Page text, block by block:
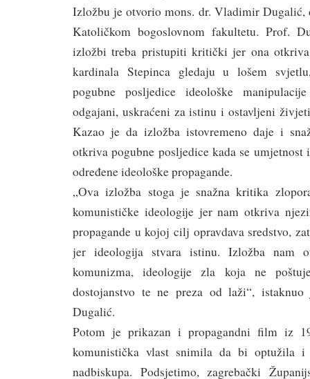
Izložbu je otvorio mons. dr. Vladimir Dugalić,
Katoličkom bogoslovnom fakultetu. Prof.
izložbi treba pristupiti kritički jer ona
kardinala Stepinca gledaju u lošem
pogubne posljedice ideološke
odgajani, uskraćeni za istinu i ostavljeni
Kazao je da izložba istovremeno daje i
otkriva pogubne posljedice kada se umjetnost
određene ideološke propagande.
„Ova izložba stoga je snažna kritika
komunističke ideologije jer nam otkriva
propagande u kojoj cilj opravdava sredstvo,
jer ideologija stvara istinu. Izložba nam
komunizma, ideologije zla koja ne
dostojanstvo te ne preza od laži“,
Dugalić.
Potom je prikazan i propagandni film iz
komunistička vlast snimila da bi optužila i
nadbiskupa. Podsjetimo, zagrebački